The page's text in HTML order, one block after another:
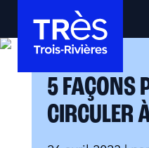
5 FAÇONS
CIRCULER